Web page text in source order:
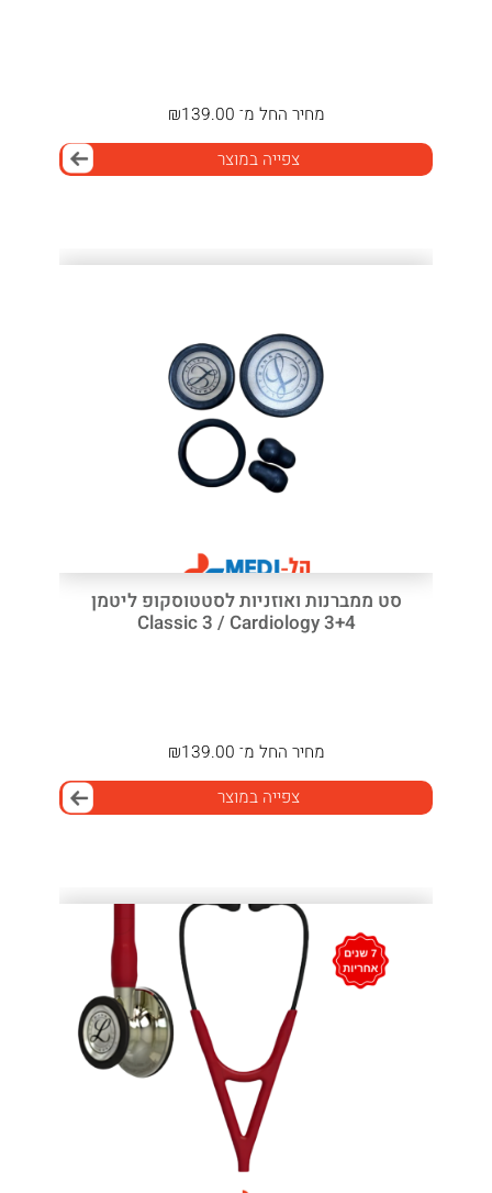
מחיר החל מ־ ₪139.00
צפייה במוצר
סט ממברנות ואוזניות לסטטוסקופ ליטמן
Classic 3 / Cardiology 3+4
מחיר החל מ־ ₪139.00
צפייה במוצר